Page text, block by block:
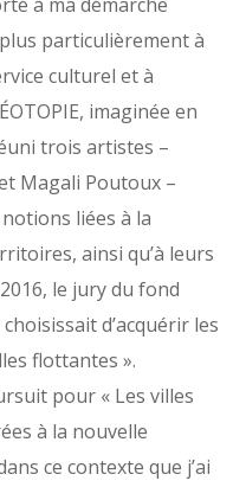
particulièrement à
culturel et à
imaginée en
trois artistes –
Magali Poutoux –
liées à la
ainsi qu’à leurs
le jury du fond
d’acquérir les
flottantes ».
pour « Les villes
à la nouvelle
ce contexte que j’ai